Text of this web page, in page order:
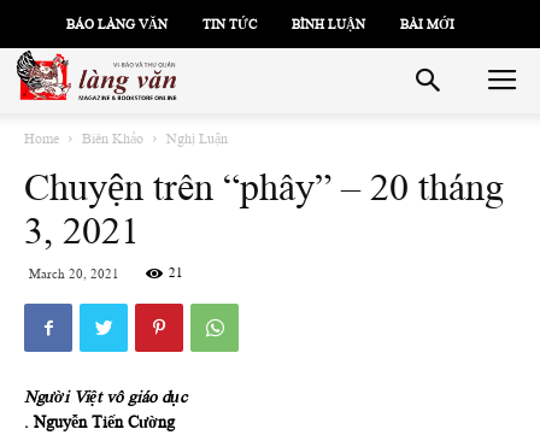
BÁO LÀNG VĂN TIN TỨC BÌNH LUẬN BÀI MỚI
Home Biên Khảo Nghị Luận
Chuyện trên “phây” – 20 tháng
3, 2021
March 20, 2021 21
Người Việt vô giáo dục
. Nguyễn Tiến Cường